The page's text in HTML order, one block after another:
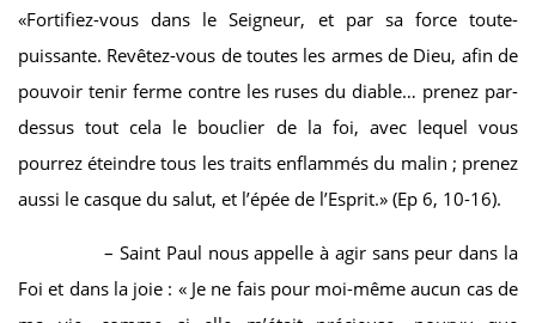
«Fortifiez-vous dans le Seigneur, et par sa force toute-
puissante. Revêtez-vous de toutes les armes de Dieu, afin de
pouvoir tenir ferme contre les ruses du diable… prenez par-
dessus tout cela le bouclier de la foi, avec lequel vous
pourrez éteindre tous les traits enflammés du malin ; prenez
aussi le casque du salut, et l’épée de l’Esprit.» (Ep 6, 10-16).
– Saint Paul nous appelle à agir sans peur dans la
Foi et dans la joie : « Je ne fais pour moi-même aucun cas de